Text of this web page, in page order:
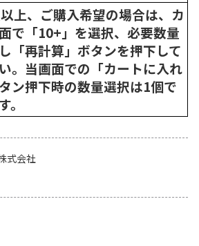
上、ご購入希望の場合は、カ
で「10+」を選択、必要数量
「再計算」ボタンを押下して
。当画面での「カートに入れ
ン押下時の数量選択は1個で
。
式会社